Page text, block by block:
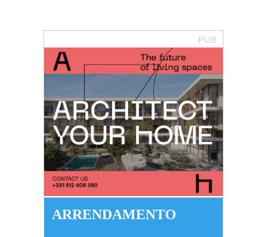
PUB
ARRENDAMENTO